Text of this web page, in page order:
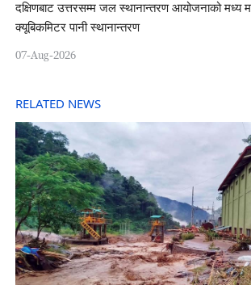
दक्षिणबाट उत्तरसम्म जल स्थानान्तरण आयोजनाको मध्य
क्यूबिकमिटर पानी स्थानान्तरण
07-Aug-2026
RELATED NEWS